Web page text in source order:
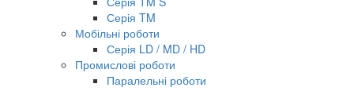
Серія TM
Мобільні роботи
Серія LD / MD / HD
Промислові роботи
Паралельні роботи